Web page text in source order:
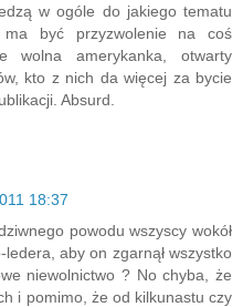
w ogóle do jakiego tematu
ma być przyzwolenie na coś
wolna amerykanka, otwarty
kto z nich da więcej za bycie
Absurd.
18:37
powodu wszyscy wokół
aby on zgarnął wszystko
niewolnictwo ? No chyba, że
i pomimo, że od kilkunastu czy